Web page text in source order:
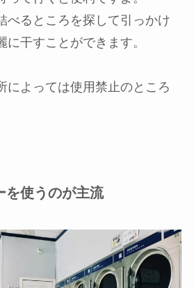
べるところを探して引っかけ
に干すことができます。
によっては使用禁止のところ
を使うのが主流